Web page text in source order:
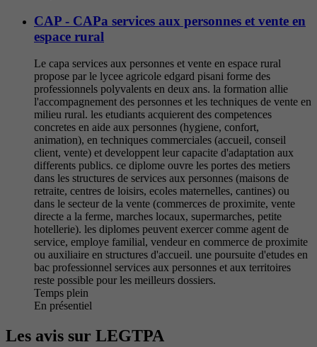
CAP - CAPa services aux personnes et vente en
espace rural
Le capa services aux personnes et vente en espace rural
propose par le lycee agricole edgard pisani forme des
professionnels polyvalents en deux ans. la formation allie
l'accompagnement des personnes et les techniques de vente en
milieu rural. les etudiants acquierent des competences
concretes en aide aux personnes (hygiene, confort,
animation), en techniques commerciales (accueil, conseil
client, vente) et developpent leur capacite d'adaptation aux
differents publics. ce diplome ouvre les portes des metiers
dans les structures de services aux personnes (maisons de
retraite, centres de loisirs, ecoles maternelles, cantines) ou
dans le secteur de la vente (commerces de proximite, vente
directe a la ferme, marches locaux, supermarches, petite
hotellerie). les diplomes peuvent exercer comme agent de
service, employe familial, vendeur en commerce de proximite
ou auxiliaire en structures d'accueil. une poursuite d'etudes en
bac professionnel services aux personnes et aux territoires
reste possible pour les meilleurs dossiers.
Temps plein
En présentiel
Les avis sur LEGTPA